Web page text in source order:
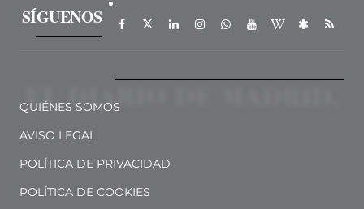
SÍGUENOS
QUIÉNES SOMOS
AVISO LEGAL
POLÍTICA DE PRIVACIDAD
POLÍTICA DE COOKIES